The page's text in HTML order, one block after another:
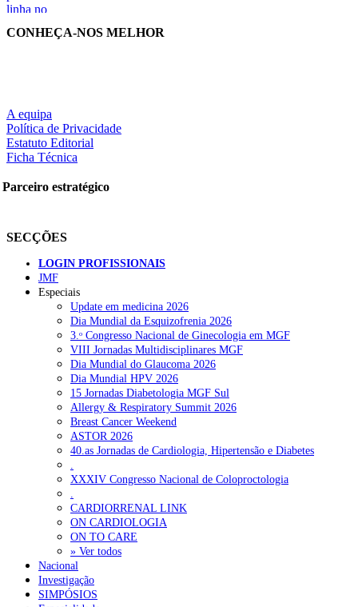
CONHEÇA-NOS MELHOR
A equipa
Política de Privacidade
Estatuto Editorial
Ficha Técnica
Parceiro estratégico
SECÇÕES
LOGIN PROFISSIONAIS
JMF
Especiais
Update em medicina 2026
Dia Mundial da Esquizofrenia 2026
3.ᵒ Congresso Nacional de Ginecologia em MGF
VIII Jornadas Multidisciplinares MGF
Dia Mundial do Glaucoma 2026
Dia Mundial HPV 2026
15 Jornadas Diabetologia MGF Sul
Allergy & Respiratory Summit 2026
Breast Cancer Weekend
ASTOR 2026
40.as Jornadas de Cardiologia, Hipertensão e Diabetes
XXXIV Congresso Nacional de Coloproctologia
CARDIORRENAL LINK
ON CARDIOLOGIA
ON TO CARE
» Ver todos
Nacional
Investigação
SIMPÓSIOS